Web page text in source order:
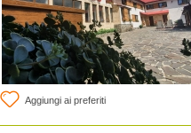
Aggiungi ai preferiti